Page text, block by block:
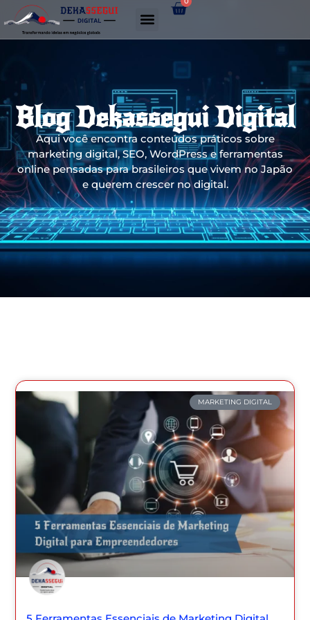
Blog Dekassegui Digital
Aqui você encontra conteúdos práticos sobre
marketing digital, SEO, WordPress e ferramentas
online pensadas para brasileiros que vivem no Japão
e querem crescer no digital.
MARKETING DIGITAL